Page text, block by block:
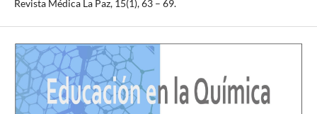
Revista Médica La Paz, 15(1), 63 – 69.